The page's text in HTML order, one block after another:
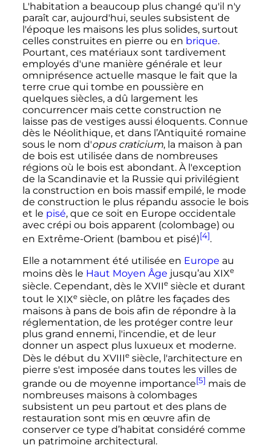
L'habitation a beaucoup plus changé qu'il n'y
paraît car, aujourd'hui, seules subsistent de
l'époque les maisons les plus solides, surtout
celles construites en pierre ou en brique.
Pourtant, ces matériaux sont tardivement
employés d'une manière générale et leur
omniprésence actuelle masque le fait que la
terre crue qui tombe en poussière en
quelques siècles, a dû largement les
concurrencer mais cette construction ne
laisse pas de vestiges aussi éloquents. Connue
dès le Néolithique, et dans l’Antiquité romaine
sous le nom d'opus craticium, la maison à pan
de bois est utilisée dans de nombreuses
régions où le bois est abondant. À l'exception
de la Scandinavie et la Russie qui privilégient
la construction en bois massif empilé, le mode
de construction le plus répandu associe le bois
et le pisé, que ce soit en Europe occidentale
avec crépi ou bois apparent (colombage) ou
en Extrême-Orient (bambou et pisé)[4].
Elle a notamment été utilisée en Europe au
moins dès le Haut Moyen Âge jusqu’au XIXe
siècle. Cependant, dès le XVIIe siècle et durant
tout le XIXe siècle, on plâtre les façades des
maisons à pans de bois afin de répondre à la
réglementation, de les protéger contre leur
plus grand ennemi, l'incendie, et de leur
donner un aspect plus luxueux et moderne.
Dès le début du XVIIIe siècle, l'architecture en
pierre s'est imposée dans toutes les villes de
grande ou de moyenne importance[5] mais de
nombreuses maisons à colombages
subsistent un peu partout et des plans de
restauration sont mis en œuvre afin de
conserver ce type d’habitat considéré comme
un patrimoine architectural.